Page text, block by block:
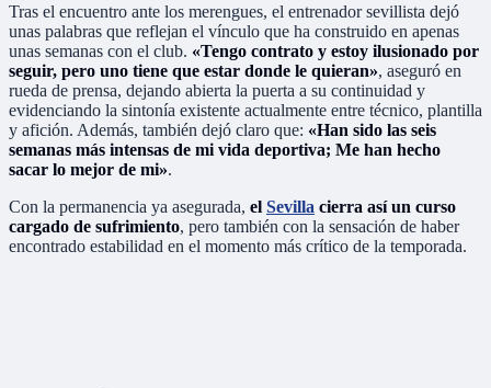
Tras el encuentro ante los merengues, el entrenador sevillista dejó
unas palabras que reflejan el vínculo que ha construido en apenas
unas semanas con el club. «Tengo contrato y estoy ilusionado por
seguir, pero uno tiene que estar donde le quieran», aseguró en
rueda de prensa, dejando abierta la puerta a su continuidad y
evidenciando la sintonía existente actualmente entre técnico, plantilla
y afición. Además, también dejó claro que: «Han sido las seis
semanas más intensas de mi vida deportiva; Me han hecho
sacar lo mejor de mi».
Con la permanencia ya asegurada, el Sevilla cierra así un curso
cargado de sufrimiento, pero también con la sensación de haber
encontrado estabilidad en el momento más crítico de la temporada.